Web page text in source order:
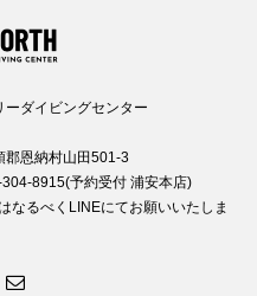
ーダイビングセンター
恩納村山田501-3
8915(予約受付 浦安本店)
なるべくLINEにてお願いいたしま